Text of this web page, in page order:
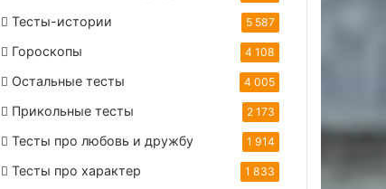
Тесты-истории 5 587
Гороскопы 4 108
Остальные тесты 4 005
Прикольные тесты 2 173
Тесты про любовь и дружбу 1 914
Тесты про характер 1 833